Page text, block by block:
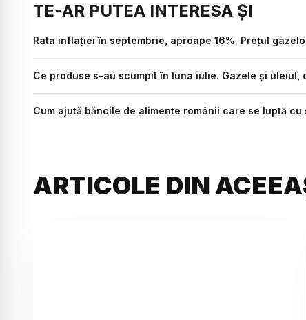
TE-AR PUTEA INTERESA ȘI
Rata inflației în septembrie, aproape 16%. Prețul
Ce produse s-au scumpit în luna iulie. Gazele și
Cum ajută băncile de alimente românii care se luptă
ARTICOLE DIN